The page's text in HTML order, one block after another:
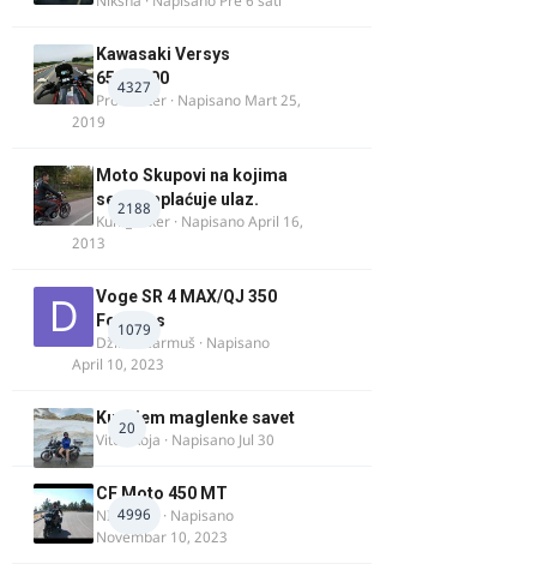
4327
Kawasaki Versys
650/1000
ProMaster · Napisano Mart 25,
2019
2188
Moto Skupovi na kojima
se ne naplaćuje ulaz.
Kum_Mixer · NapisanoApril 16,
2013
1079
Voge SR 4 MAX/QJ 350
Fortress
Džim Džarmuš · Napisano
April 10, 2023
20
Kupujem maglenke savet
Vitez Koja · Napisano Jul 30
4996
CF Moto 450 MT
NIKOLA 1
· Napisano
Novembar 10, 2023